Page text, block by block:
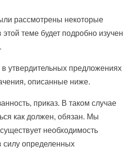
рассмотрены некоторые
теме будет подробно изучен
утвердительных предложениях
описанные ниже.
приказ. В таком случае
как должен, обязан. Мы
необходимость
силу определенных